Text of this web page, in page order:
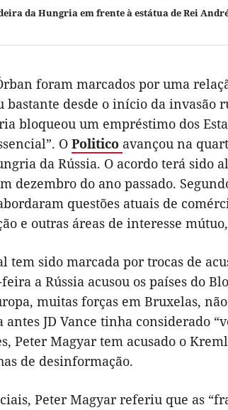
da Hungria em frente à estátua de Rei
foram marcados por uma
bastante desde o início da invasão
bloqueou um empréstimo dos
O Politico avançou na
da Rússia. O acordo terá sido
dezembro do ano passado.
questões atuais de
e outras áreas de interesse
tem sido marcada por trocas de
a Rússia acusou os países do
muitas forças em Bruxelas,
JD Vance tinha considerado
Peter Magyar tem acusado o
de desinformação.
Peter Magyar referiu que as